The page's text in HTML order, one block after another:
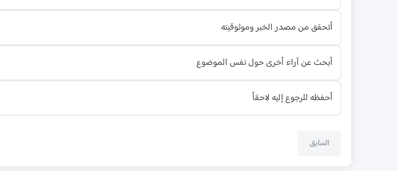
أتحقق من مصدر الخبر وموثوقيته
أبحث عن آراء أخرى حول نفس الموضوع
أحفظه للرجوع إليه لاحقاً
السابق